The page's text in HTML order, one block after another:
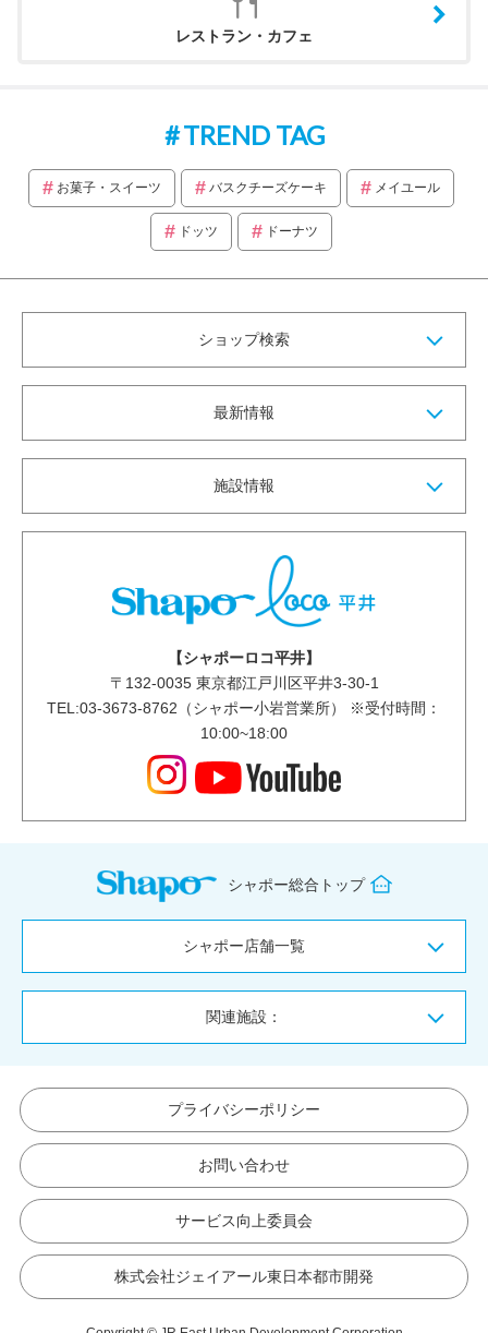
レストラン・カフェ
TREND TAG
お菓子・スイーツ バスクチーズケーキ メイユール
ドッツ ドーナツ
ショップ検索
最新情報
施設情報
【シャポーロコ平井】
〒 132-0035東京都江戸川区平井3-30-1
TEL:03-3673-8762（シャポー小岩営業所） ※受付時間：
10:00~18:00
シャポー総合トップ
シャポー店舗一覧
関連施設：
プライバシーポリシー
お問い合わせ
サービス向上委員会
株式会社ジェイアール東日本都市開発